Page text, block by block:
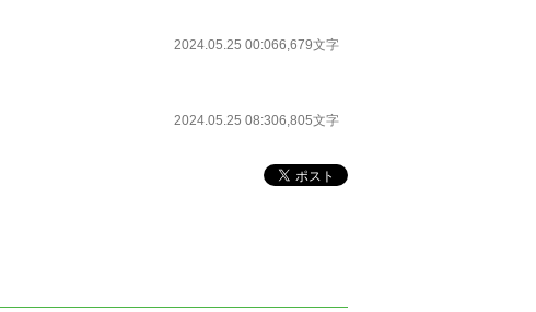
2024.05.25 00:066,679文字
2024.05.25 08:306,805文字